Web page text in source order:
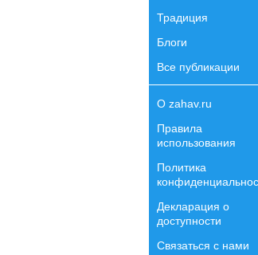
Традиция
Блоги
Все публикации
О zahav.ru
Правила
использования
Политика
Декларация о
доступности
Связаться с нами